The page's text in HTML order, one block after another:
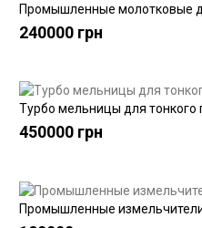
Промышленные молотковые
240000 грн
Турбо мельницы для тонкого
450000 грн
Промышленные измельчители